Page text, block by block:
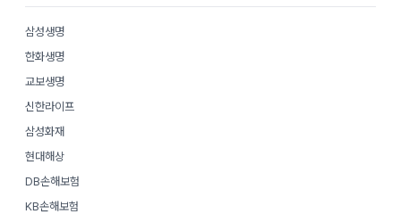
삼성생명
한화생명
교보생명
신한라이프
삼성화재
현대해상
DB손해보험
KB손해보험